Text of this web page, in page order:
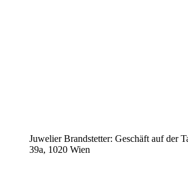
Juwelier Brandstetter: Geschäft auf der
39a, 1020 Wien